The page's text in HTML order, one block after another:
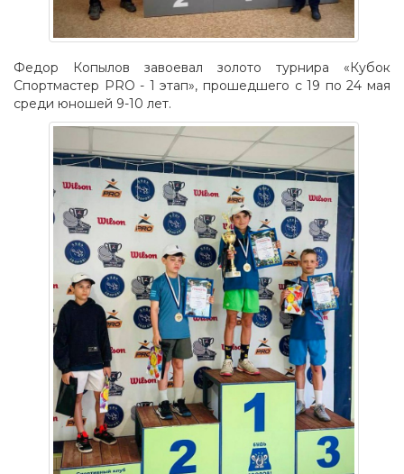
Федор Копылов завоевал золото турнира «Кубок
Спортмастер PRO - 1 этап», прошедшего с 19 по 24 мая
среди юношей 9-10 лет.